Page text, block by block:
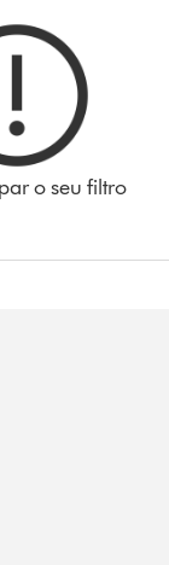
o seu filtro